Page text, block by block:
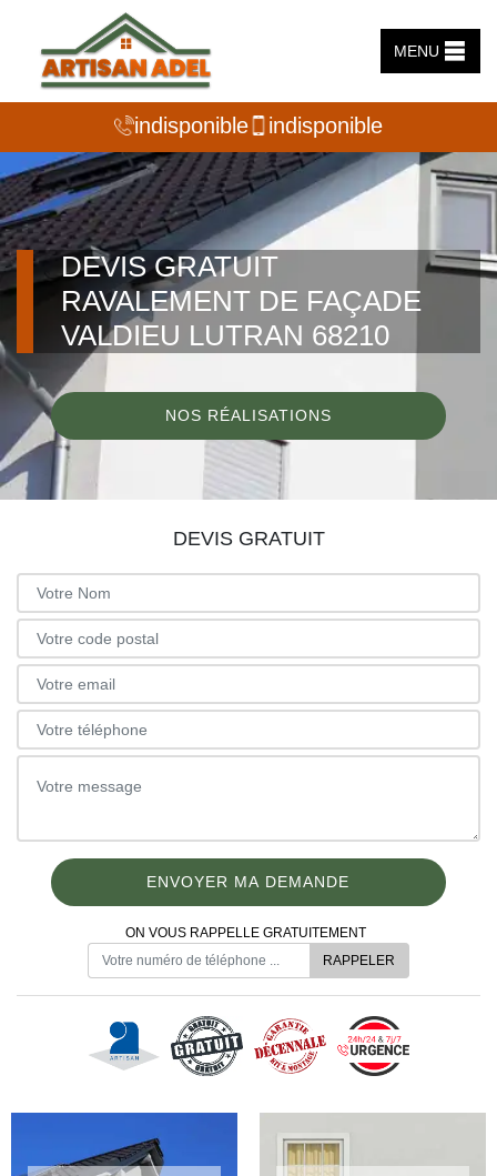
MENU
indisponible indisponible
DEVIS GRATUIT
RAVALEMENT DE FAÇADE
VALDIEU LUTRAN 68210
NOS RÉALISATIONS
DEVIS GRATUIT
ON VOUS RAPPELLE GRATUITEMENT